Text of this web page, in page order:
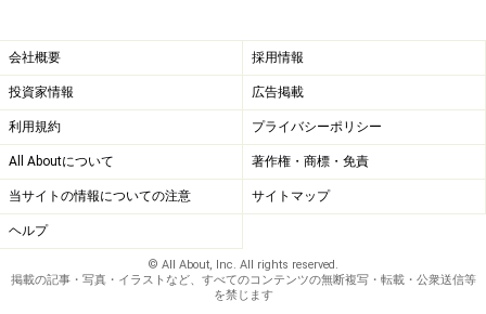
会社概要 採用情報
投資家情報 広告掲載
利用規約 プライバシーポリシー
All Aboutについて 著作権・商標・免責
当サイトの情報についての注意 サイトマップ
ヘルプ
© All About, Inc. All rights reserved.
掲載の記事・写真・イラストなど、すべてのコンテンツの無断複写・転載・公衆送信等
を禁じます